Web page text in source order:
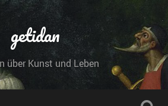
getidan
über Kunst und Leben